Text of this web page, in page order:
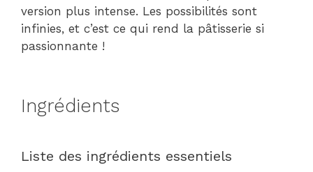
version plus intense. Les possibilités sont
infinies, et c’est ce qui rend la pâtisserie si
passionnante !
Ingrédients
Liste des ingrédients essentiels